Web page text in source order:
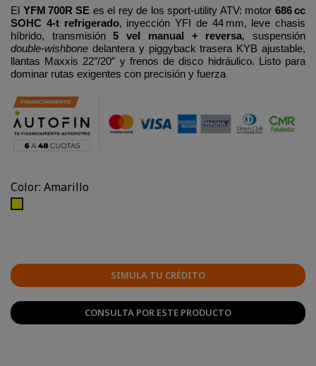
El YFM 700R SE es el rey de los sport-utility ATV: motor686 cc
SOHC 4‑t refrigerado, inyección YFI de 44 mm, leve chasis
híbrido, transmisión5 vel manual + reversa, suspensión
double-wishbone delantera y piggyback trasera KYB ajustable,
llantas Maxxis 22″/20″ y frenos de disco hidráulico. Listo para
dominar rutas exigentes con precisión y fuerza
Color: Amarillo
SIMULA TU CRÉDITO
CONSULTA POR ESTE PRODUCTO